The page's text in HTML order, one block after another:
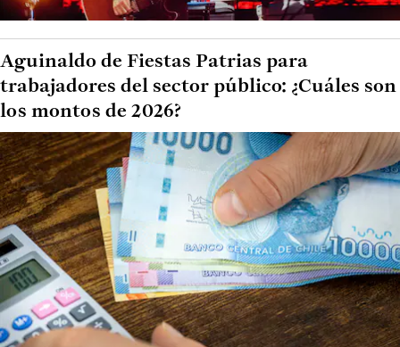
Aguinaldo de Fiestas Patrias para
trabajadores del sector público: ¿Cuáles son
los montos de 2026?